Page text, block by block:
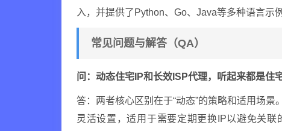
入，并提供了Python、Go、Java等多种语言示
常见问题与解答（QA）
问：动态住宅IP和长效ISP代理，听起来都是住
答：两者核心区别在于“动态”的策略和适用场
灵活设置，适用于需要定期更换IP以避免关